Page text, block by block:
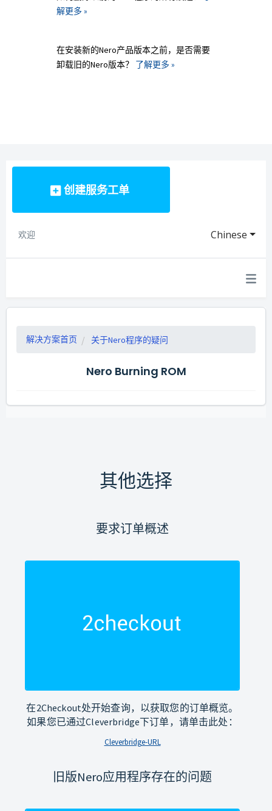
解更多 »
在安装新的Nero产品版本之前，是否需要
卸载旧的Nero版本？
了解更多 »
创建服务工单
Chinese
欢迎
解决方案首页 关于Nero程序的疑问
Nero Burning ROM
其他选择
要求订单概述
在2Checkout处开始查询，以获取您的订单概览。
如果您已通过Cleverbridge下订单，请单击此处：
Cleverbridge-URL
旧版Nero应用程序存在的问题